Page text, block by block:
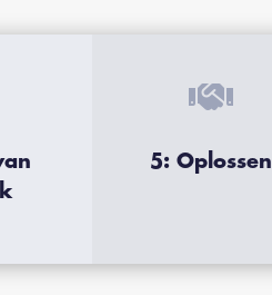

5: Oplossen